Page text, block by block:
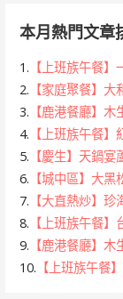
本月熱門文章
1. 【上班族午餐
2. 【家庭聚餐】
3. 【鹿港餐廳】
4. 【上班族午餐
5. 【慶生】天鍋
6. 【城中區】大
7. 【大直熱炒】珍
8. 【上班族午餐
9. 【鹿港餐廳】
10. 【上班族午餐